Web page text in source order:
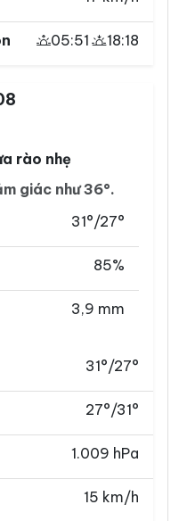
05:51 18:18
rào nhẹ
giác như 36°.
31°/27°
85%
3,9 mm
31°/27°
27°/31°
1.009 hPa
15 km/h